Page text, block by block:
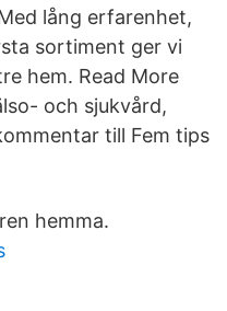
lång erfarenhet,
sortiment ger vi
hem. Read More
och sjukvård,
till Fem tips
hemma.